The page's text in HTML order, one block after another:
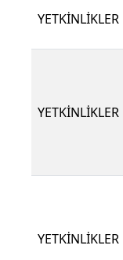
YETKİNLİKLER
YETKİNLİKLER
YETKİNLİKLER